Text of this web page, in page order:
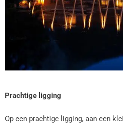
Prachtige ligging
Op een prachtige ligging, aan een